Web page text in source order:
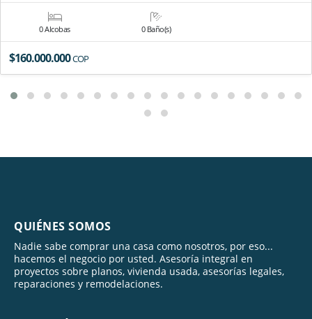
0 Alcobas 0 Baño(s)
$160.000.000COP
QUIÉNES SOMOS
Nadie sabe comprar una casa como nosotros, por eso...
hacemos el negocio por usted. Asesoría integral en
proyectos sobre planos, vivienda usada, asesorías legales,
reparaciones y remodelaciones.